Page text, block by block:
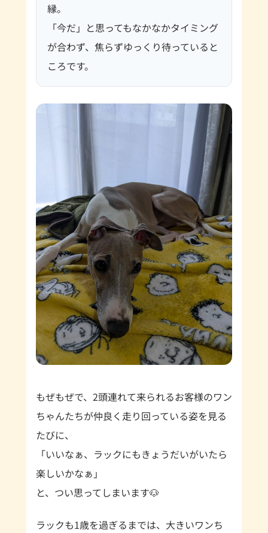
縁。
「今だ」と思ってもなかなかタイミング
が合わず、焦らずゆっくり待っていると
ころです。
もぜもぜで、2頭連れて来られるお客様のワン
ちゃんたちが仲良く走り回っている姿を見る
たびに、
「いいなぁ、ラックにもきょうだいがいたら
楽しいかなぁ」
と、つい思ってしまいます🐶
ラックも1歳を過ぎるまでは、大きいワンち